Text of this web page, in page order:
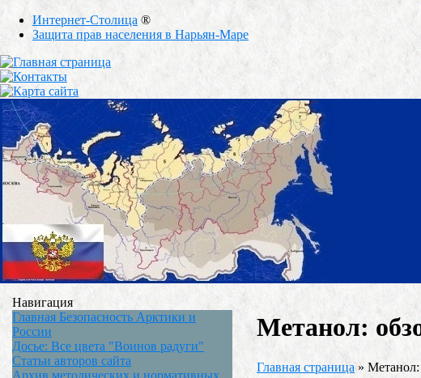
Интернет-Столица ®
Защита прав населения в Нарьян-Маре
Навигация
Главная Безопасность Арктики и
России
Досье: Все цвета "Воинов радуги"
Статьи авторов сайта
Архив методических и нормативных
Метанол:
Главная страница » Метанол: